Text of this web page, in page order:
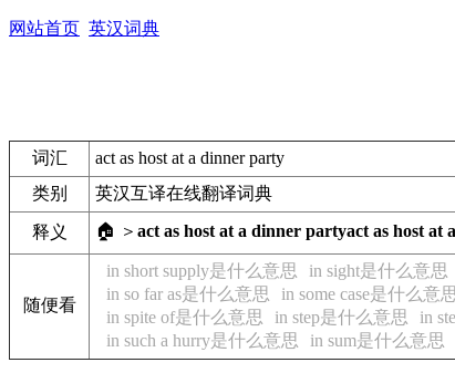
网站首页 英汉词典
词汇
act as host at a dinner party
类别
英汉互译在线翻译词典
释义 🏠 ＞ act as host at a dinner partyact as host at
随便看
in short supply是什么意思 in sight是什么意思
in so far as是什么意思
in some case是什么意思
in spite of是什么意思
in step是什么意思 in
in such a hurry是什么意思
in sum是什么意思